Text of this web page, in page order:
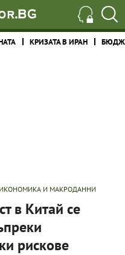
КРИЗАТА В ИРАН
ИКОНОМИКА И МАКРОДАННИ
в Китай се
рискове